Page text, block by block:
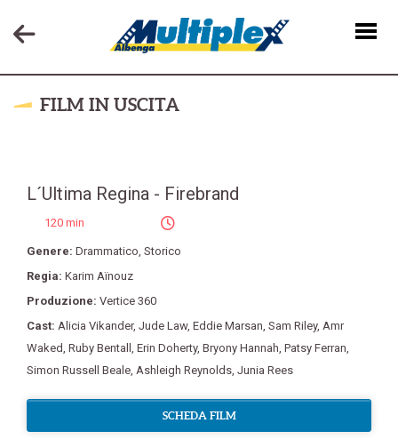
FILM IN USCITA
L´Ultima Regina - Firebrand
120 min
Genere: Drammatico, Storico
Regia: Karim Aïnouz
Produzione: Vertice 360
Cast: Alicia Vikander, Jude Law, Eddie Marsan, Sam Riley, Amr
Waked, Ruby Bentall , Erin Doherty, Bryony Hannah, Patsy Ferran,
Simon Russell Beale, Ashleigh Reynolds, Junia Rees
SCHEDA FILM